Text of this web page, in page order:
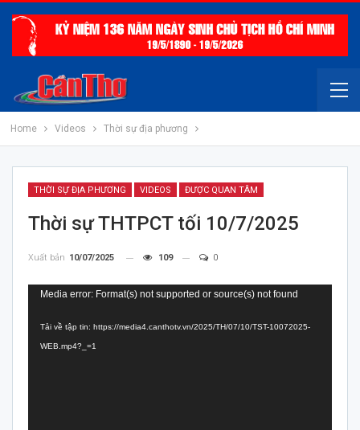
Home Videos Thời sự địa phương
THỜI SỰ ĐỊA PHƯƠNG VIDEOS ĐƯỢC QUAN TÂM
Thời sự THTPCT tối 10/7/2025
Xuất bản 10/07/2025 109 0
Trình
Video
Media error: Format(s) not supported or source(s) not found
Tải về tập tin: https://media4.canthotv.vn/2025/TH/07/10/TST-10072025-
WEB.mp4?_=1